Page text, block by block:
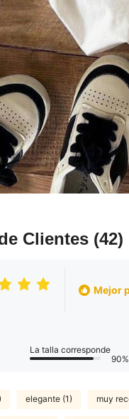
Clientes (42)
Mejor
La talla corresponde
90%
elegante (1) muy